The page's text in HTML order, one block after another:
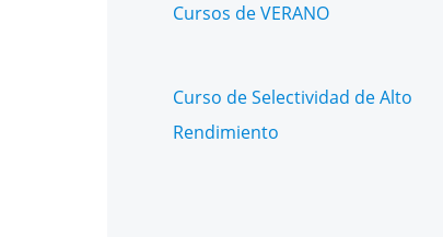
Cursos de VERANO
Curso de Selectividad de Alto
Rendimiento